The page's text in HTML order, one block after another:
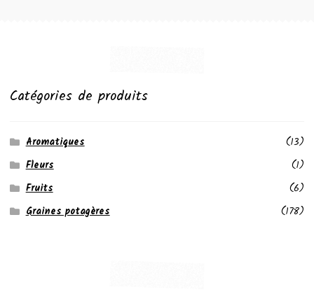
Catégories de produits
Aromatiques
(13)
Fleurs
(1)
Fruits
(6)
Graines potagères
(178)